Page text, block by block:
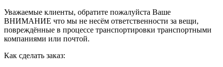
Уважаемые клиенты, обратите пожалуйста Ваше
ВНИМАНИЕ что мы не несём ответственности за вещи,
повреждённые в процессе транспортировки транспортными
компаниями или почтой.
Как сделать заказ: